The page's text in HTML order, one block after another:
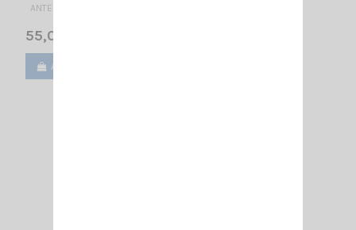
ANTENNE PANNEAU / 1700-2500 Mhz / 170 x 170 x 50 mm
55,00 €
Ajouter au panier